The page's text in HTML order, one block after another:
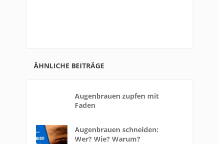
ÄHNLICHE BEITRÄGE
Augenbrauen zupfen mit
Faden
Augenbrauen schneiden:
Wer? Wie? Warum?